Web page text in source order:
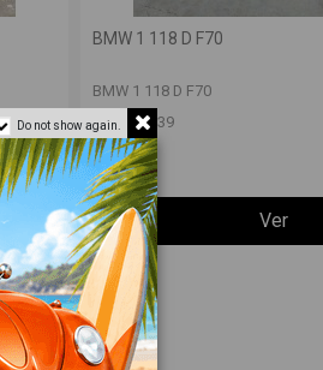
BMW 1 118 D F70
BMW 1 118 D F70
VFU 12639
Ver
Do not show again.